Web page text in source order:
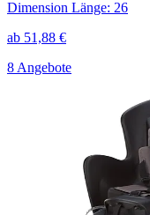
Dimension Länge: 26
ab 51,88 €
8 Angebote